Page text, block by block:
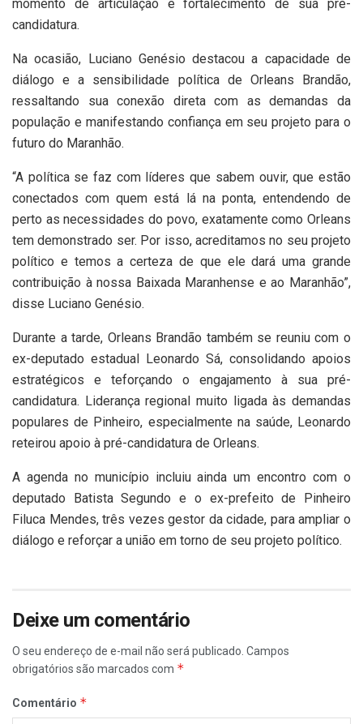
momento de articulação e fortalecimento de sua pré-
candidatura.
Na ocasião, Luciano Genésio destacou a capacidade de
diálogo e a sensibilidade política de Orleans Brandão,
ressaltando sua conexão direta com as demandas da
população e manifestando confiança em seu projeto para o
futuro do Maranhão.
“A política se faz com líderes que sabem ouvir, que estão
conectados com quem está lá na ponta, entendendo de
perto as necessidades do povo, exatamente como Orleans
tem demonstrado ser. Por isso, acreditamos no seu projeto
político e temos a certeza de que ele dará uma grande
contribuição à nossa Baixada Maranhense e ao Maranhão”,
disse Luciano Genésio.
Durante a tarde, Orleans Brandão também se reuniu com o
ex-deputado estadual Leonardo Sá, consolidando apoios
estratégicos e teforçando o engajamento à sua pré-
candidatura. Liderança regional muito ligada às demandas
populares de Pinheiro, especialmente na saúde, Leonardo
reteirou apoio à pré-candidatura de Orleans.
A agenda no município incluiu ainda um encontro com o
deputado Batista Segundo e o ex-prefeito de Pinheiro
Filuca Mendes, três vezes gestor da cidade, para ampliar o
diálogo e reforçar a união em torno de seu projeto político.
Deixe um comentário
O seu endereço de e-mail não será publicado. Campos
obrigatórios são marcados com *
Comentário *